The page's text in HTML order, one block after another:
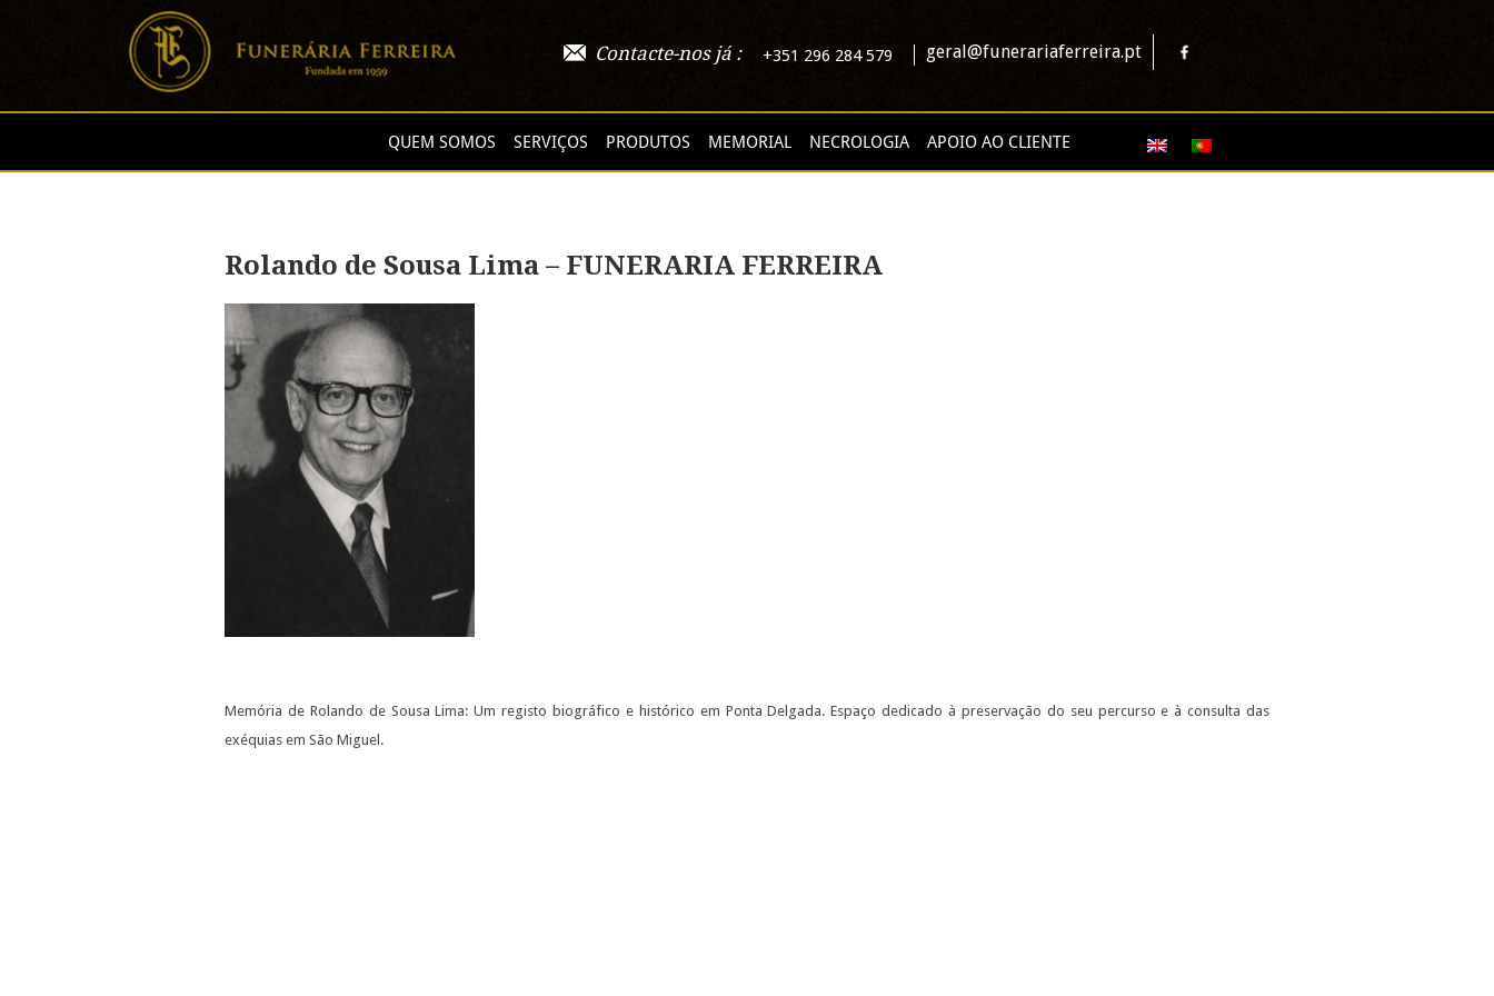
Contacte-nos já : +351 296 284 579 geral@funerariaferreira.pt
QUEM SOMOS SERVIÇOS PRODUTOS MEMORIAL NECROLOGIA APOIO AO CLIENTE
Rolando de Sousa Lima – FUNERARIA FERREIRA
Memória de Rolando de Sousa Lima: Um registo biográfico e histórico em Ponta Delgada. Espaço dedicado à preservação do seu percurso e à consulta das
exéquias em São Miguel.